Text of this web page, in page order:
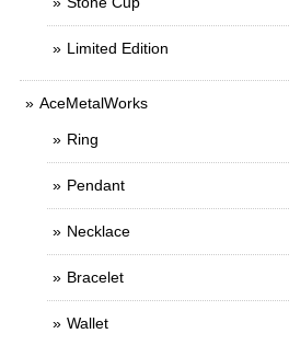
Limited Edition
AceMetalWorks
Ring
Pendant
Necklace
Bracelet
Wallet